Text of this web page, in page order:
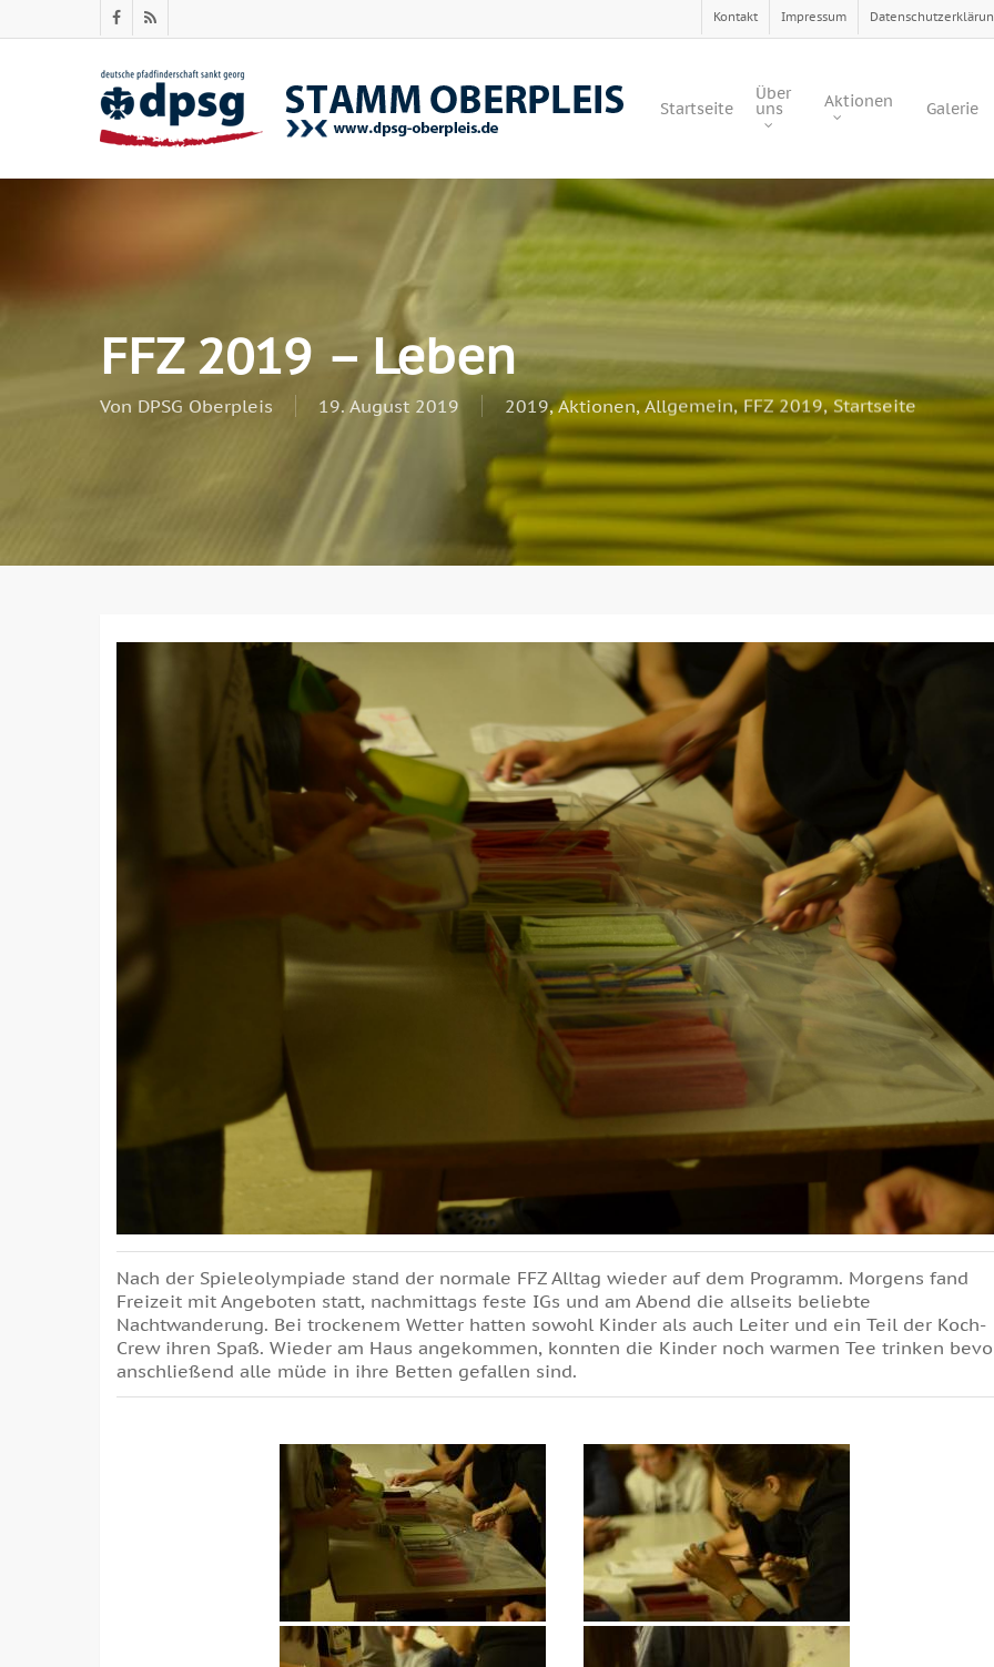
to
facebook
RSS
Kontakt Impressum
Startseite
Über
uns Aktionen Galerie
FFZ 2019 – Leben
Von DPSG Oberpleis 19. August 2019 2019,Aktionen, Allgemein,FFZ 2019,Startseite
Nach der Spieleolympiade stand der normale FFZ Alltag wieder auf dem Programm. Morgens fand
Freizeit mit Angeboten statt, nachmittags feste IGs und am Abend die allseits beliebte
Nachtwanderung. Bei trockenem Wetter hatten sowohl Kinder als auch Leiter und ein Teil der Koch-
Crew ihren Spaß. Wieder am Haus angekommen, konnten die Kinder noch warmen Tee trinken
anschließend alle müde in ihre Betten gefallen sind.